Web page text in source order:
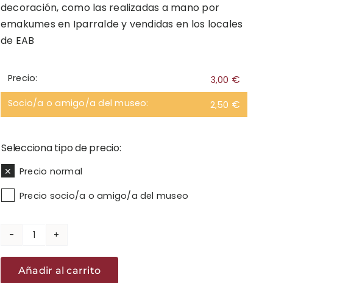
decoración, como las realizadas a mano por
emakumes en Iparralde y vendidas en los locales
de EAB
Precio: 3,00 €
Socio/a o amigo/a del museo: 2,50 €
Selecciona tipo de precio:
Precio normal
Precio socio/a o amigo/a del museo
Llavero
alpargatita
lauburu
Añadir al carrito